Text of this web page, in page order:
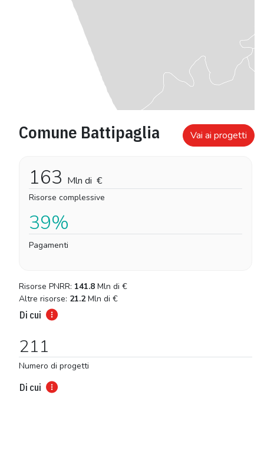
Comune Battipaglia Vai ai progetti
163 Mln di €
Risorse complessive
39%
Pagamenti
Risorse PNRR: 141.8 Mln di €
Altre risorse: 21.2 Mln di €
Di cui
211
Numero di progetti
Di cui